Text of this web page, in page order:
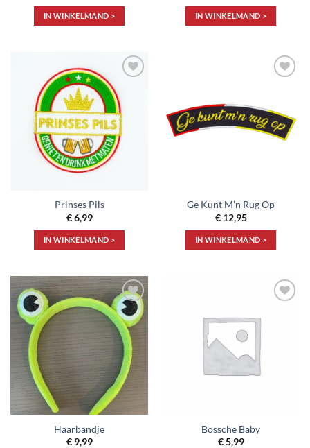
€ 11,11
IN WINKELMAND >
meerdere
variaties.
Deze
optie
kan
gekozen
worden
op
productpagina
IN WINKELMAND >
Toevoegen
aan
verlanglijst
Prinses Pils
€6,99
IN WINKELMAND >
verlanglijst
Ge Kunt M’n Rug Op
€12,95
IN WINKELMAND >
Toevoegen
aan
verlanglijst
Haarbandje
€9,99
Bossche Baby
€5,99